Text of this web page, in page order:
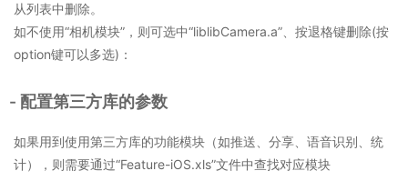
从列表中删除。
如不使用“相机模块”，则可选中“liblibCamera.a”、按退格键删除(按
option键可以多选)：
- 配置第三方库的参数
如果用到使用第三方库的功能模块（如推送、分享、语音识别、统
计），则需要通过“Feature-iOS.xls”文件中查找对应模块